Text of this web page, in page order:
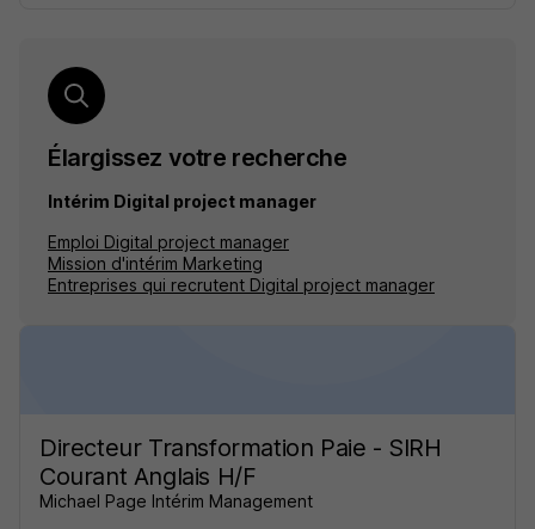
Élargissez votre recherche
Intérim Digital project manager
Emploi Digital project manager
Mission d'intérim Marketing
Entreprises qui recrutent Digital project manager
Directeur Transformation Paie - SIRH
Courant Anglais H/F
Michael Page Intérim Management